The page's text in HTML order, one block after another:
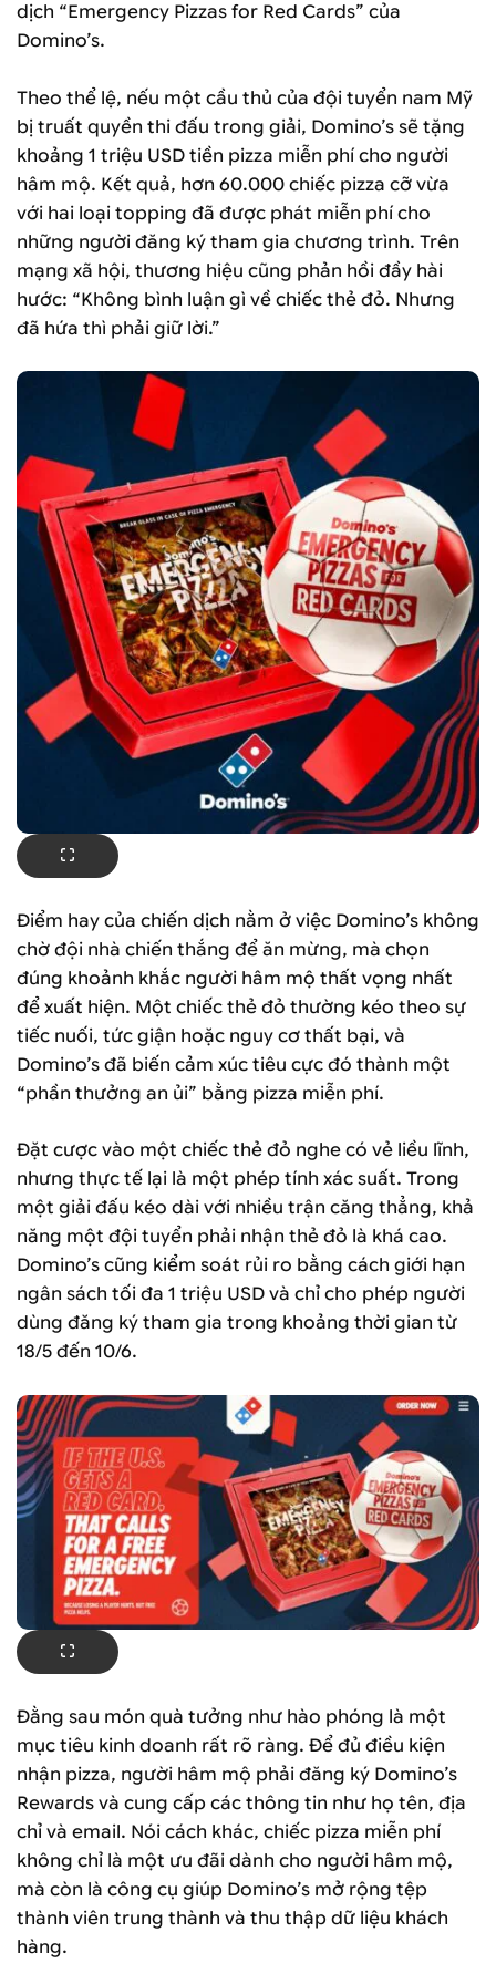
dịch “Emergency Pizzas for Red Cards” của
Domino’s.
Theo thể lệ, nếu một cầu thủ của đội tuyển nam Mỹ
bị truất quyền thi đấu trong giải, Domino’s sẽ tặng
khoảng 1 triệu USD tiền pizza miễn phí cho người
hâm mộ. Kết quả, hơn 60.000 chiếc pizza cỡ vừa
với hai loại topping đã được phát miễn phí cho
những người đăng ký tham gia chương trình. Trên
mạng xã hội, thương hiệu cũng phản hồi đầy hài
hước: “Không bình luận gì về chiếc thẻ đỏ. Nhưng
đã hứa thì phải giữ lời.”
Điểm hay của chiến dịch nằm ở việc Domino’s không
chờ đội nhà chiến thắng để ăn mừng, mà chọn
đúng khoảnh khắc người hâm mộ thất vọng nhất
để xuất hiện. Một chiếc thẻ đỏ thường kéo theo sự
tiếc nuối, tức giận hoặc nguy cơ thất bại, và
Domino’s đã biến cảm xúc tiêu cực đó thành một
“phần thưởng an ủi” bằng pizza miễn phí.
Đặt cược vào một chiếc thẻ đỏ nghe có vẻ liều lĩnh,
nhưng thực tế lại là một phép tính xác suất. Trong
một giải đấu kéo dài với nhiều trận căng thẳng, khả
năng một đội tuyển phải nhận thẻ đỏ là khá cao.
Domino’s cũng kiểm soát rủi ro bằng cách giới hạn
ngân sách tối đa 1 triệu USD và chỉ cho phép người
dùng đăng ký tham gia trong khoảng thời gian từ
18/5 đến 10/6.
Đằng sau món quà tưởng như hào phóng là một
mục tiêu kinh doanh rất rõ ràng. Để đủ điều kiện
nhận pizza, người hâm mộ phải đăng ký Domino’s
Rewards và cung cấp các thông tin như họ tên, địa
chỉ và email. Nói cách khác, chiếc pizza miễn phí
không chỉ là một ưu đãi dành cho người hâm mộ,
mà còn là công cụ giúp Domino’s mở rộng tệp
thành viên trung thành và thu thập dữ liệu khách
hàng.